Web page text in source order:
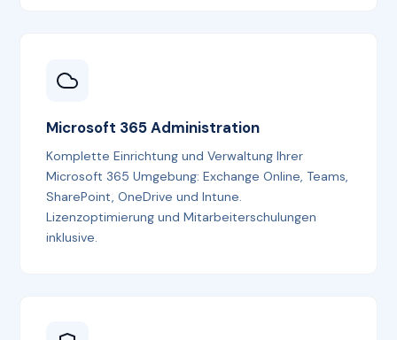
Microsoft 365 Administration
Komplette Einrichtung und Verwaltung Ihrer
Microsoft 365 Umgebung: Exchange Online, Teams,
SharePoint, OneDrive und Intune.
Lizenzoptimierung und Mitarbeiterschulungen
inklusive.